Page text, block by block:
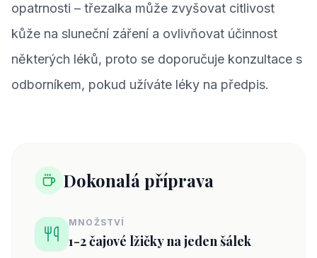
opatrnosti – třezalka může zvyšovat citlivost
kůže na sluneční záření a ovlivňovat účinnost
některých léků, proto se doporučuje konzultace s
odborníkem, pokud užíváte léky na předpis.
Dokonalá příprava
MNOŽSTVÍ
1-2 čajové lžičky na jeden šálek